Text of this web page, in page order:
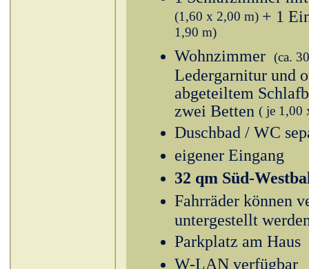
(1,60 x 2,00 m) + 1
1,90 m)
Wohnzimmer (ca.
Ledergarnitur und
abgeteiltem
zwei Betten ( je 1,00
Duschbad / WC
eigener Eingang
32 qm Süd-
Fahrräder können
untergestellt
Parkplatz am Haus
W-LAN verfügbar